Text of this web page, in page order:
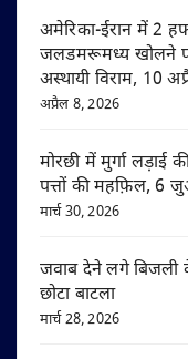
अमेरिका-ईरान में 2
जलडमरूमध्य खोलने
अस्थायी विराम, 10
अप्रैल 8, 2026
मोरछी में मुर्गा
पत्तों की महफ़िल, 6
मार्च 30, 2026
जवाब देने लगे बिजली
छोटा बाटला
मार्च 28, 2026